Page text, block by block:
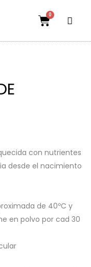
0
con nutrientes
desde el nacimiento
de 40ºC y
en polvo por cad 30